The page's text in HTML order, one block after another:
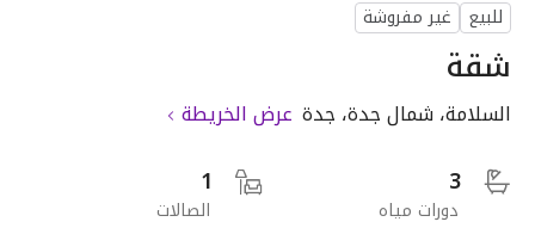
للبيع غير مفروشة
شقة
السلامة، شمال جدة، جدة عرض الخريطة
3
دورات مياه
1
الصالات